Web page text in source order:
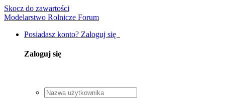
Skocz do zawartości
Modelarstwo Rolnicze Forum
Posiadasz konto? Zaloguj się
Zaloguj się